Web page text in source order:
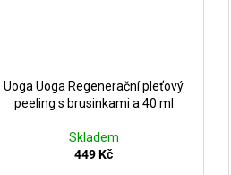
Uoga Uoga Regenerační pleťový
peeling s brusinkami a 40 ml
Skladem
449 Kč